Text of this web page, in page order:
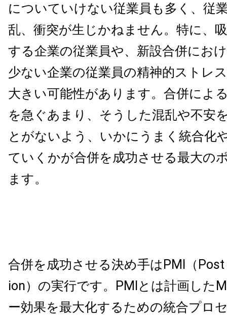
についていけない従業員も多く、従
乱、衝突が生じかねません。特に、
する企業の従業員や、新設合併にお
少ない企業の従業員の精神的ストレ
大きい可能性があります。合併によ
を急ぐあまり、そうした混乱や不安
とがないよう、いかにうまく統合化
ていくかが合併を成功させる最大の
ます。
合併を成功させる決め手はPMI（
ion）の実行です。PMIとは計画した
ー効果を最大化するための統合プロ